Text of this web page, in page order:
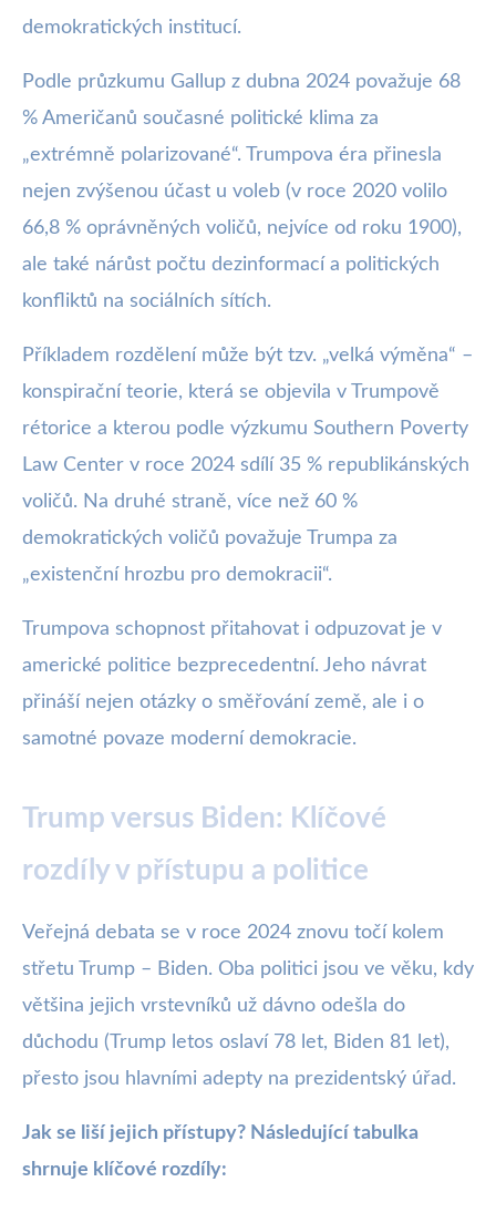
demokratických institucí.
Podle průzkumu Gallup z dubna 2024 považuje 68
% Američanů současné politické klima za
„extrémně polarizované“. Trumpova éra přinesla
nejen zvýšenou účast u voleb (v roce 2020 volilo
66,8 % oprávněných voličů, nejvíce od roku 1900),
ale také nárůst počtu dezinformací a politických
konfliktů na sociálních sítích.
Příkladem rozdělení může být tzv. „velká výměna“ –
konspirační teorie, která se objevila v Trumpově
rétorice a kterou podle výzkumu Southern Poverty
Law Center v roce 2024 sdílí 35 % republikánských
voličů. Na druhé straně, více než 60 %
demokratických voličů považuje Trumpa za
„existenční hrozbu pro demokracii“.
Trumpova schopnost přitahovat i odpuzovat je v
americké politice bezprecedentní. Jeho návrat
přináší nejen otázky o směřování země, ale i o
samotné povaze moderní demokracie.
Trump versus Biden: Klíčové
rozdíly v přístupu a politice
Veřejná debata se v roce 2024 znovu točí kolem
střetu Trump – Biden. Oba politici jsou ve věku, kdy
většina jejich vrstevníků už dávno odešla do
důchodu (Trump letos oslaví 78 let, Biden 81 let),
přesto jsou hlavními adepty na prezidentský úřad.
Jak se liší jejich přístupy? Následující tabulka
shrnuje klíčové rozdíly: